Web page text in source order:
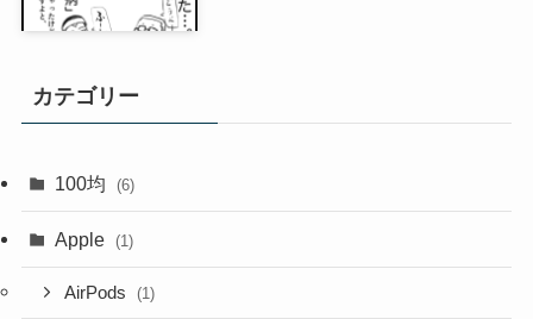
カテゴリー
100均 (6)
Apple (1)
AirPods (1)